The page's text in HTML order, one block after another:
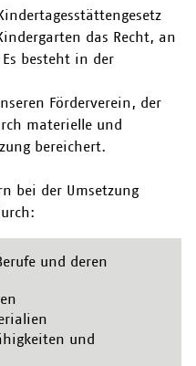
das Recht, an
besteht in der
Förderverein, der
materielle und
bereichert.
bei der Umsetzung
und deren
und